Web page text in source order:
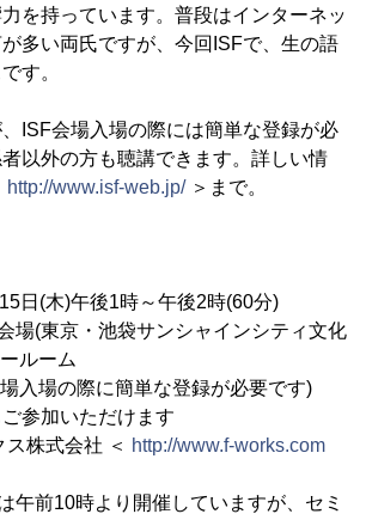
を持っています。普段はインターネッ
が多い両氏ですが、今回ISFで、生の語
す。
ISF会場入場の際には簡単な登録が必
以外の方も聴講できます。詳しい情
http://www.isf-web.jp/＞まで。
日(木)午後1時～午後2時(60分)
場(東京・池袋サンシャインシティ文化
ルーム
入場の際に簡単な登録が必要です)
参加いただけます
株式会社 ＜ http://www.f-works.com
午前10時より開催していますが、セミ